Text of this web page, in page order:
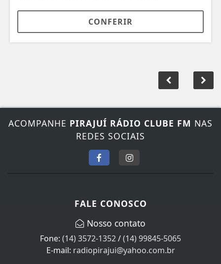
CONFERIR
REDES SOCIAIS
(14) 3572-1352/(14) 99845-5065
E-mail:radiopirajui@yahoo.com.br